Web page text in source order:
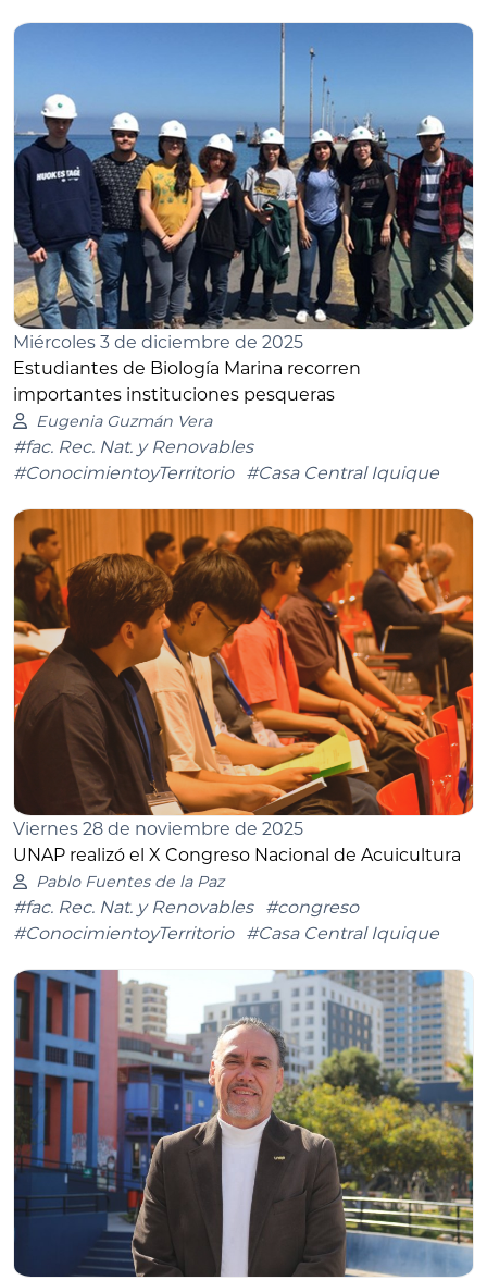
Miércoles 3 de diciembre de 2025
Estudiantes de Biología Marina recorren
importantes instituciones pesqueras
Eugenia Guzmán Vera
#fac. Rec. Nat. y Renovables
#ConocimientoyTerritorio
#Casa Central Iquique
Viernes 28 de noviembre de 2025
UNAP realizó el X Congreso Nacional de Acuicultura
Pablo Fuentes de la Paz
#fac. Rec. Nat. y Renovables
#congreso
#ConocimientoyTerritorio
#Casa Central Iquique